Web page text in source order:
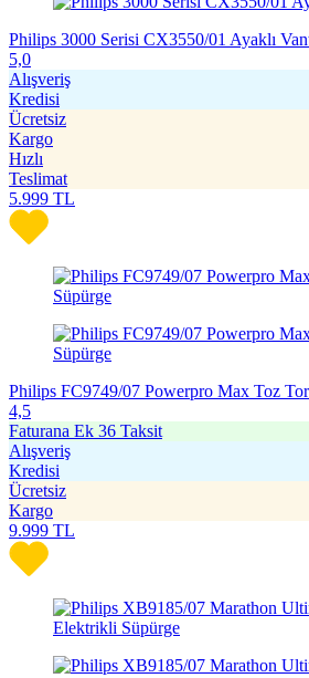
Philips 3000 Serisi CX3550/01 Ayaklı
5,0
Alışveriş
Kredisi
Ücretsiz
Kargo
Hızlı
Teslimat
5.999 TL
Philips FC9749/07 Powerpro Max Toz
4,5
Faturana Ek 36 Taksit
Alışveriş
Kredisi
Ücretsiz
Kargo
9.999 TL